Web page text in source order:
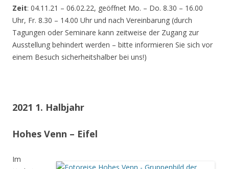
Zeit: 04.11.21 – 06.02.22, geöffnet Mo. – Do. 8.30 – 16.00
Uhr, Fr. 8.30 – 14.00 Uhr und nach Vereinbarung (durch
Tagungen oder Seminare kann zeitweise der Zugang zur
Ausstellung behindert werden – bitte informieren Sie sich vor
einem Besuch sicherheitshalber bei uns!)
2021 1. Halbjahr
Hohes Venn – Eifel
Im